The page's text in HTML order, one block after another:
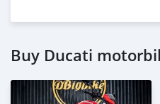
Buy Ducati